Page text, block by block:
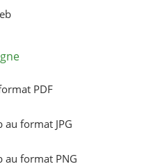
PDF
au format JPG
au format PNG